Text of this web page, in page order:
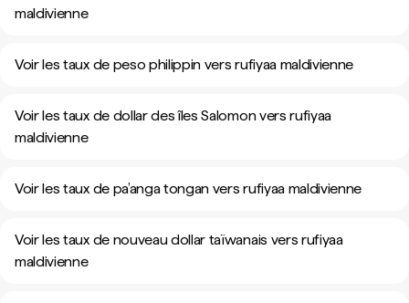
maldivienne
Voir les taux de peso philippin vers rufiyaa maldivienne
Voir les taux de dollar des îles Salomon vers rufiyaa
maldivienne
Voir les taux de pa’anga tongan vers rufiyaa maldivienne
Voir les taux de nouveau dollar taïwanais vers rufiyaa
maldivienne